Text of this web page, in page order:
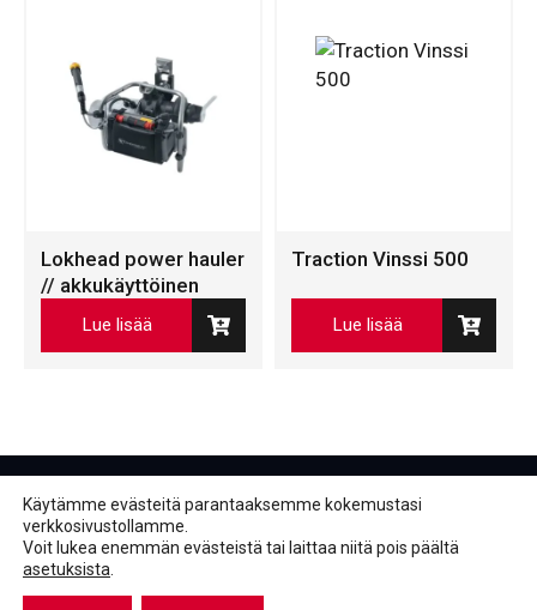
Lokhead power hauler
// akkukäyttöinen
Lue lisää
Traction Vinssi 500
Lue lisää
Käytämme evästeitä parantaaksemme kokemustasi
verkkosivustollamme.
Voit lukea enemmän evästeistä tai laittaa niitä pois päältä
asetuksista